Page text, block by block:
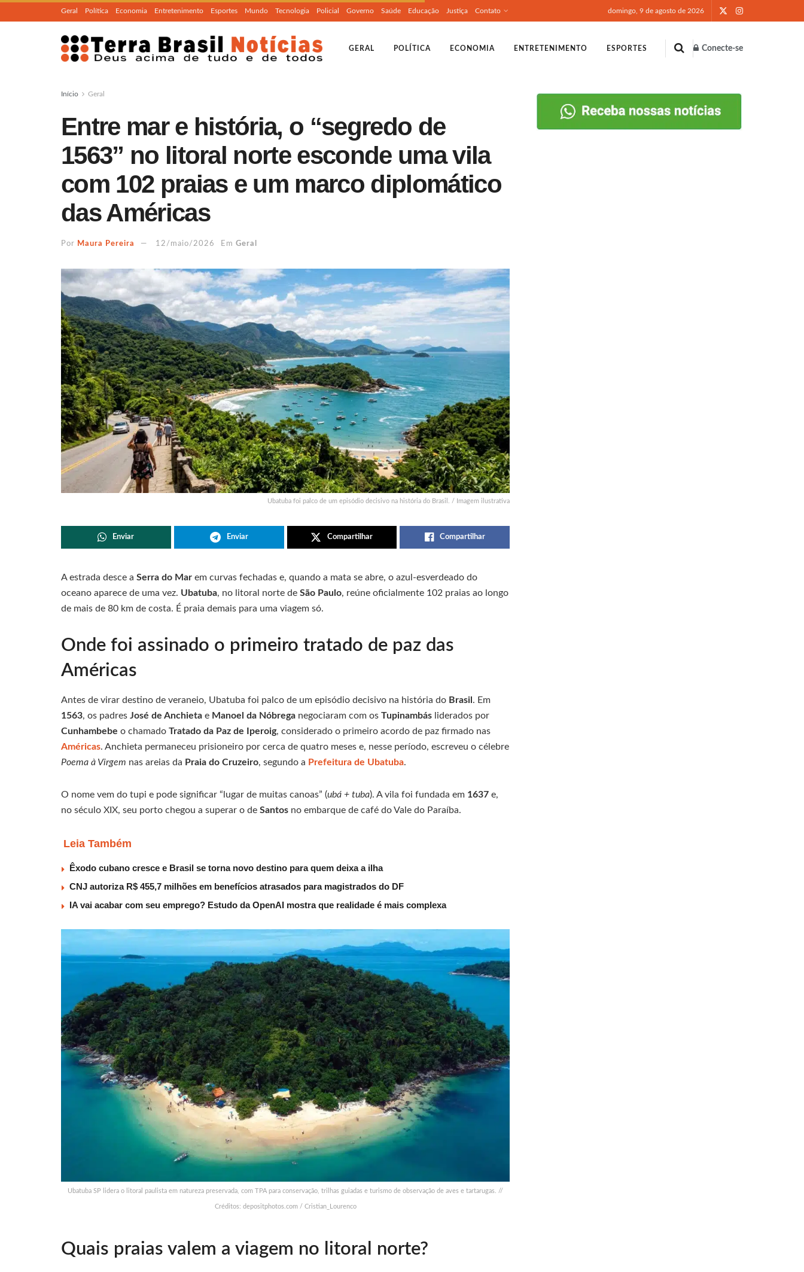
Geral Política Economia Entretenimento Esportes Mundo Tecnologia Policial Governo Saúde Educação Justiça Contato domingo, 9 de agosto de 2026
GERAL POLÍTICA ECONOMIA ENTRETENIMENTO ESPORTES Conecte-se
Início Geral
Entre mar e história, o “segredo de
1563” no litoral norte esconde uma vila
com 102 praias e um marco diplomático
das Américas
Por Maura Pereira 12/maio/2026 Em Geral
Ubatuba foi palco de um episódio decisivo na história do Brasil. / Imagem ilustrativa
Enviar Enviar Compartilhar Compartilhar
A estrada desce a Serra do Mar em curvas fechadas e, quando a mata se abre, o azul-esverdeado do
oceano aparece de uma vez. Ubatuba, no litoral norte de São Paulo, reúne oficialmente 102 praias ao longo
de mais de 80 km de costa. É praia demais para uma viagem só.
Onde foi assinado o primeiro tratado de paz das
Américas
Antes de virar destino de veraneio, Ubatuba foi palco de um episódio decisivo na história do Brasil . Em
1563, os padres José de Anchieta e Manoel da Nóbrega negociaram com os Tupinambás liderados por
Cunhambebe o chamado Tratado da Paz de Iperoig, considerado o primeiro acordo de paz firmado nas
Américas. Anchieta permaneceu prisioneiro por cerca de quatro meses e, nesse período, escreveu o célebre
Poema à Virgem nas areias da Praia do Cruzeiro, segundo a Prefeitura de Ubatuba.
O nome vem do tupi e pode significar “lugar de muitas canoas” (ubá + tuba). A vila foi fundada em 1637 e,
no século XIX, seu porto chegou a superar o de Santos no embarque de café do Vale do Paraíba.
Leia Também
Êxodo cubano cresce e Brasil se torna novo destino para quem deixa a ilha
CNJ autoriza R$ 455,7 milhões em benefícios atrasados para magistrados do DF
IA vai acabar com seu emprego? Estudo da OpenAI mostra que realidade é mais complexa
Ubatuba SP lidera o litoral paulista em natureza preservada, com TPA para conservação, trilhas guiadas e turismo de observação de aves e tartarugas. //
Créditos: depositphotos.com / Cristian_Lourenco
Quais praias valem a viagem no litoral norte?